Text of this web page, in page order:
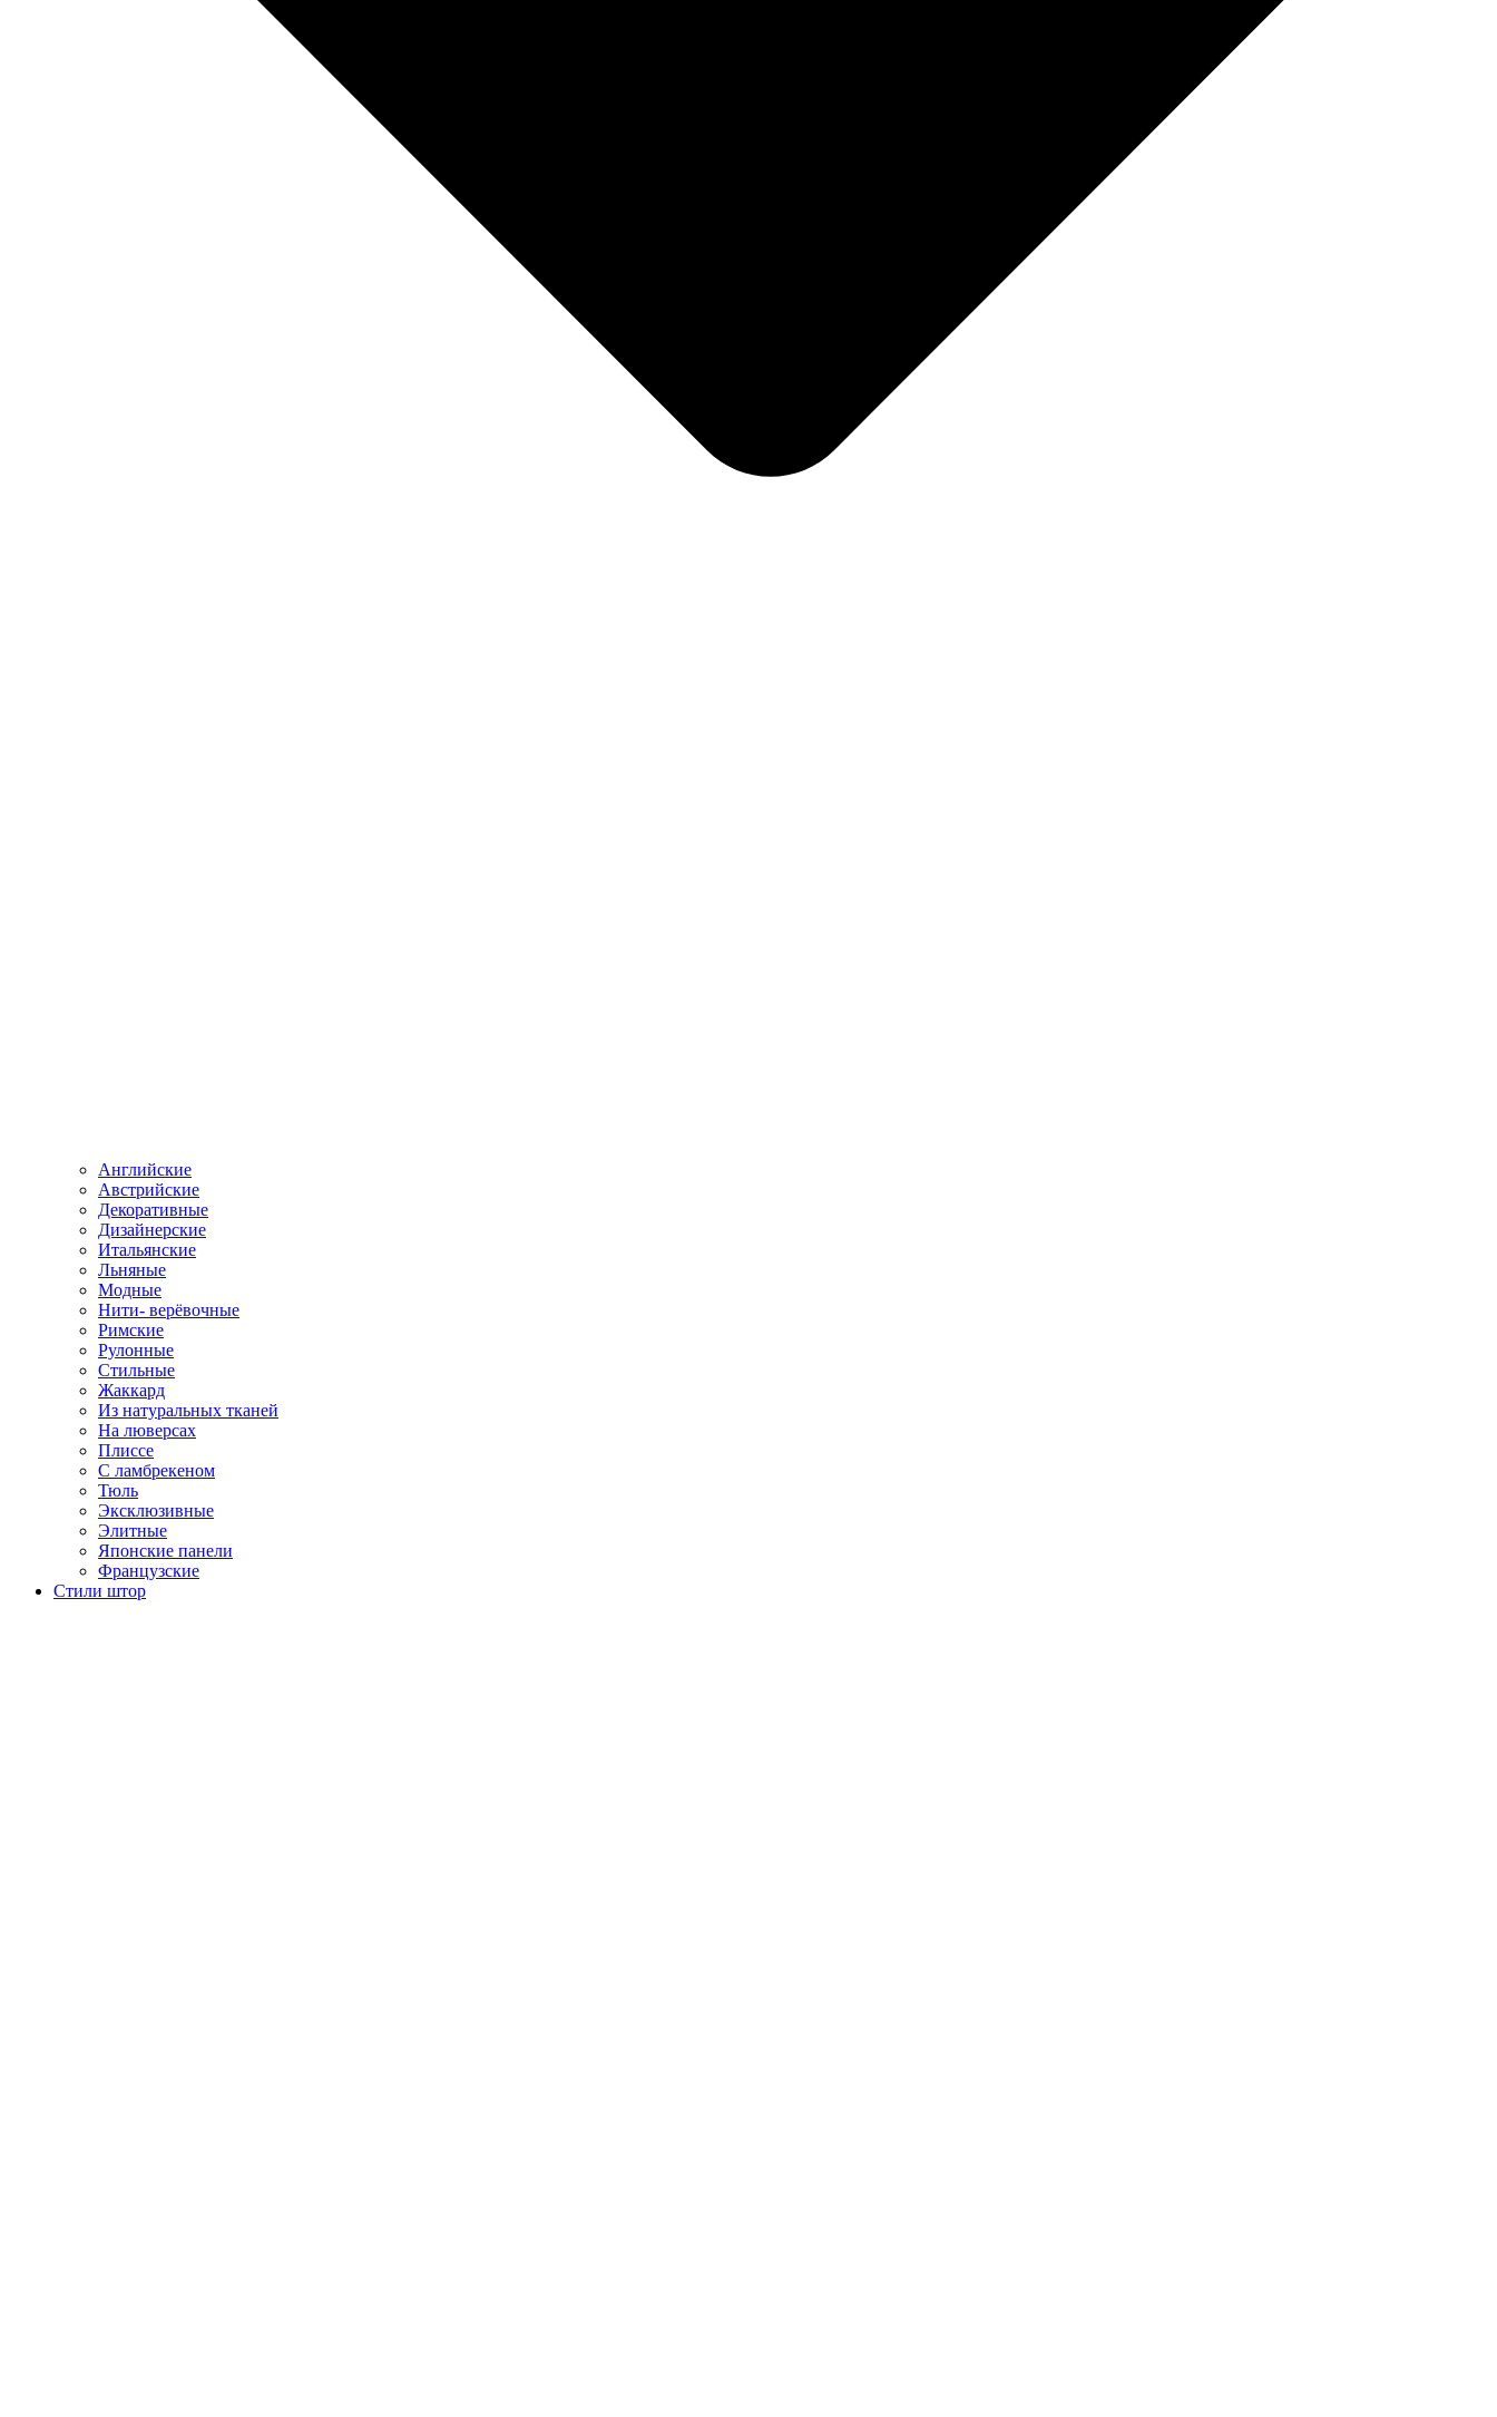
Английские
Австрийские
Декоративные
Дизайнерские
Итальянские
Льняные
Модные
Нити- верёвочные
Римские
Рулонные
Стильные
Жаккард
Из натуральных тканей
На люверсах
Плиссе
С ламбрекеном
Тюль
Эксклюзивные
Элитные
Японские панели
Французские
Стили штор